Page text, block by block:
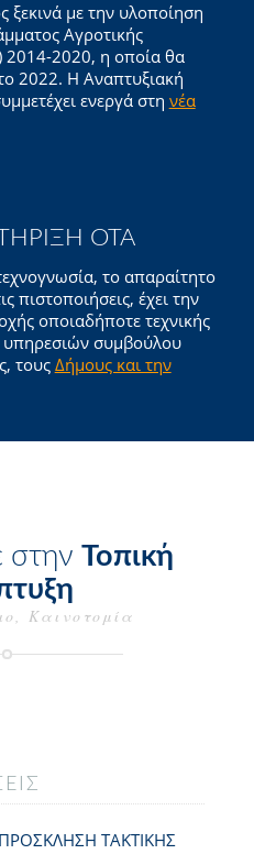
ξεκινά με την υλοποίηση
Αγροτικής
2014-2020, η οποία θα
2022. Η Αναπτυξιακή
ενεργά στη νέα
ΟΤΑ
το απαραίτητο
πιστοποιήσεις, έχει την
οποιαδήποτε τεχνικής
υπηρεσιών συμβούλου
τους Δήμους και την
στην Τοπική
Καινοτομία
ΠΡΟΣΚΛΗΣΗ ΤΑΚΤΙΚΗΣ